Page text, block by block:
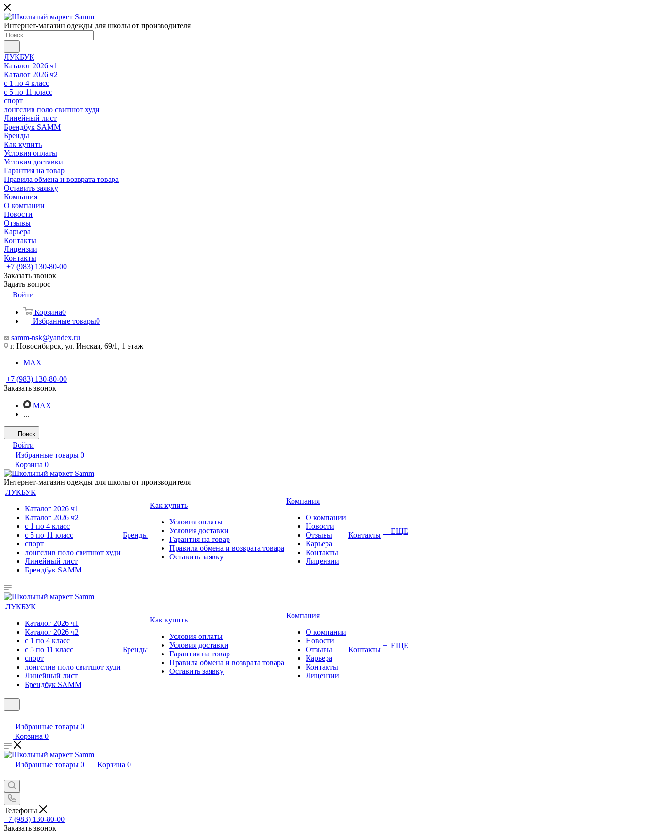
Интернет-магазин одежды для школы от производителя
ЛУКБУК
Каталог 2026 ч1
Каталог 2026 ч2
с 1 по 4 класс
с 5 по 11 класс
спорт
лонгслив поло свитшот худи
Линейный лист
Брендбук SAMM
Бренды
Как купить
Условия оплаты
Условия доставки
Гарантия на товар
Правила обмена и возврата товара
Оставить заявку
Компания
О компании
Новости
Отзывы
Карьера
Контакты
Лицензии
Контакты
+7 (983) 130-80-00
Заказать звонок
Задать вопрос
Войти
Корзина0
Избранные товары0
samm-nsk@yandex.ru
г. Новосибирск, ул. Инская, 69/1, 1 этаж
MAX
+7 (983) 130-80-00
Заказать звонок
MAX
...
Поиск
Войти
Избранные товары 0
Корзина 0
Интернет-магазин одежды для школы от производителя
ЛУКБУК
Каталог 2026 ч1
Каталог 2026 ч2
с 1 по 4 класс
с 5 по 11 класс
спорт
лонгслив поло свитшот худи
Линейный лист
Брендбук SAMM
Бренды
Как купить
Условия оплаты
Условия доставки
Гарантия на товар
Правила обмена и возврата товара
Оставить заявку
Компания
О компании
Новости
Отзывы
Карьера
Контакты
Лицензии
Контакты + ЕЩЕ
ЛУКБУК
Каталог 2026 ч1
Каталог 2026 ч2
с 1 по 4 класс
с 5 по 11 класс
спорт
лонгслив поло свитшот худи
Линейный лист
Брендбук SAMM
Бренды
Как купить
Условия оплаты
Условия доставки
Гарантия на товар
Правила обмена и возврата товара
Оставить заявку
Компания
О компании
Новости
Отзывы
Карьера
Контакты
Лицензии
Контакты + ЕЩЕ
Избранные товары 0
Корзина 0
Избранные товары 0 Корзина 0
Телефоны
+7 (983) 130-80-00
Заказать звонок